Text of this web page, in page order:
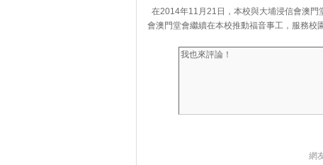
在2014年11月21日，本校與大埔浸信會澳
會澳門堂會繼續在本校推動福音事工，服務
網